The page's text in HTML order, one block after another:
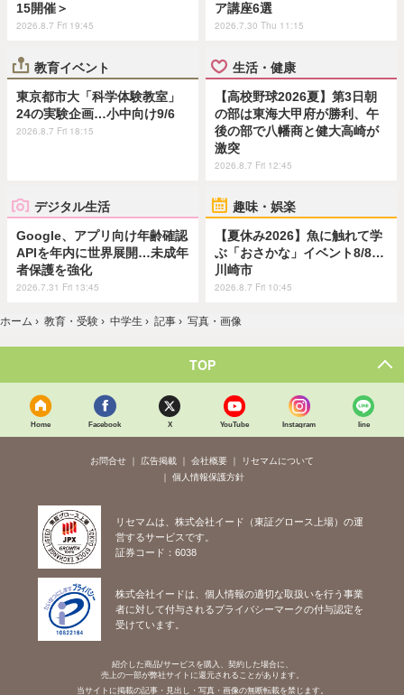
15開催＞
2026.8.7 Fri 19:45
ア講座6選
2026.7.30 Thu 11:15
教育イベント
東京都市大「科学体験教室」
24の実験企画…小中向け9/6
2026.8.7 Fri 18:15
生活・健康
【高校野球2026夏】第3日朝
の部は東海大甲府が勝利、午
後の部で八幡商と健大高崎が
激突
2026.8.7 Fri 12:45
デジタル生活
Google、アプリ向け年齢確認
APIを年内に世界展開…未成年
者保護を強化
2026.7.31 Fri 13:45
趣味・娯楽
【夏休み2026】魚に触れて学
ぶ「おさかな」イベント8/8…
川崎市
2026.8.7 Fri 10:45
ホーム › 教育・受験 › 中学生 › 記事 › 写真・画像
TOP
Home Facebook X YouTube Instagram line
お問合せ 広告掲載 会社概要
リセマムについて
個人情報保護方針
リセマムは、株式会社イード（東証グロース上場）の運
営するサービスです。
証券コード：6038
株式会社イードは、個人情報の適切な取扱いを行う事業
者に対して付与されるプライバシーマークの付与認定を
受けています。
紹介した商品/サービスを購入、契約した場合に、
売上の一部が弊社サイトに還元されることがあります。
当サイトに掲載の記事・見出し・写真・画像の無断転載を禁じます。